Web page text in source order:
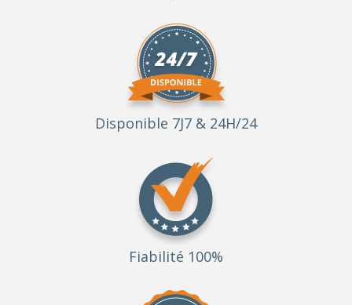
Disponible 7J7 & 24H/24
Fiabilité 100%